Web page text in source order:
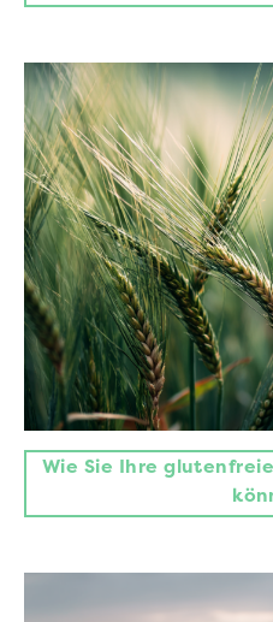
Wie Sie Ihre